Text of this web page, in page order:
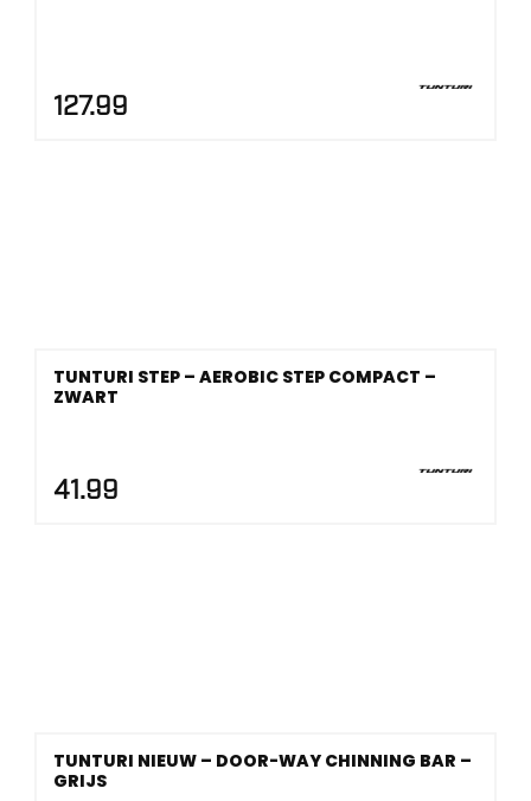
127.99
TUNTURI STEP – AEROBIC STEP COMPACT –
ZWART
41.99
TUNTURI NIEUW – DOOR-WAY CHINNING BAR –
GRIJS